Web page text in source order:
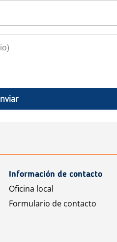
Información de contacto
Oficina local
Formulario de contacto